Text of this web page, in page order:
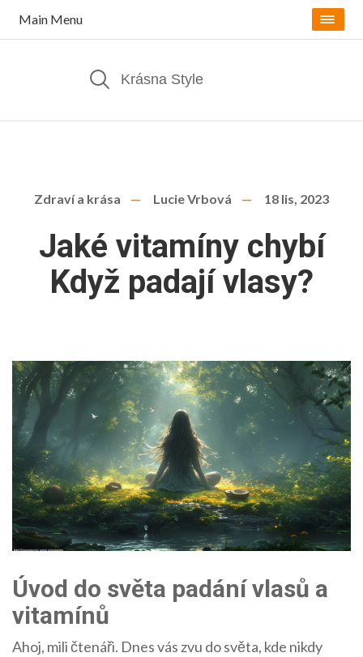
Main Menu
Zdraví a krása Lucie Vrbová 18 lis, 2023
Jaké vitamíny chybí
Když padají vlasy?
Úvod do světa padání vlasů a
vitamínů
Ahoj, mili čtenáři. Dnes vás zvu do světa, kde nikdy